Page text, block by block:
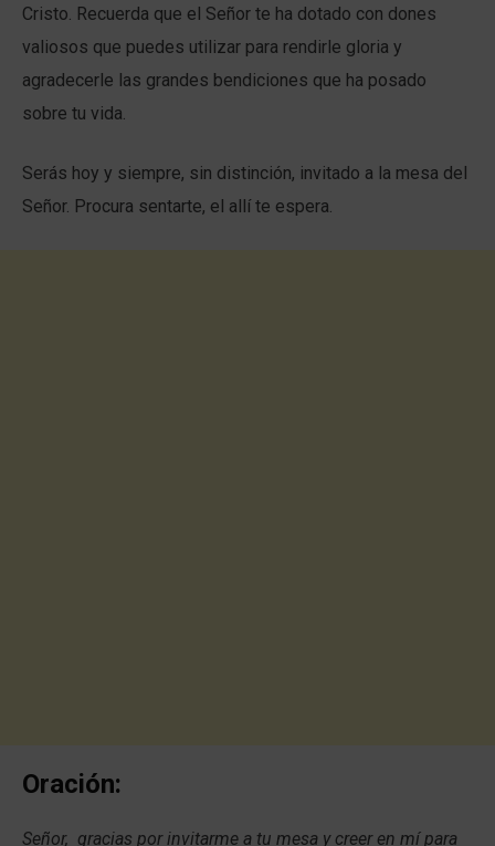
Cristo. Recuerda que el Señor te ha dotado con dones
valiosos que puedes utilizar para rendirle gloria y
agradecerle las grandes bendiciones que ha posado
sobre tu vida.
Serás hoy y siempre, sin distinción, invitado a la mesa del
Señor. Procura sentarte, el allí te espera.
Oración:
Señor, gracias por invitarme a tu mesa y creer en mí para